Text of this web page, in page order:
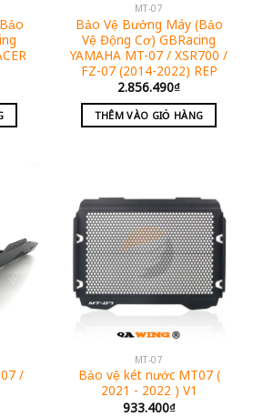
MT-07
Bảo Vệ Bưởng Máy (Bảo
Vệ Động Cơ) GBRacing
YAMAHA MT-07 / XSR700 /
FZ-07 (2014-2022) REP
2.856.490₫
THÊM VÀO GIỎ HÀNG
/
MT-07
Bảo vệ két nước MT07 (
2021 - 2022 ) V1
933.400₫